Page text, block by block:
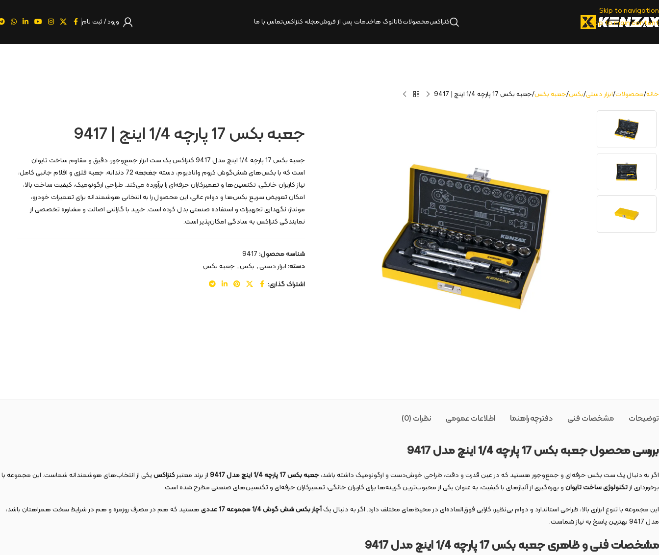
Skip to navigation
Skip to main content
کنزاکسمحصولاتکاتالوگ‌ هاخدمات پس از فروشمجله کنزاکستماس با ما ورود / ثبت نام
خانه محصولات ابزار دستی بکس جعبه بکس جعبه بکس 17 پارچه 1/4 اینچ | 9417
جعبه بکس 17 پارچه 1/4 اینچ | 9417
جعبه بکس 17 پارچه 1/4 اینچ مدل 9417 کنزاکس یک ست ابزار جمع‌وجور، دقیق و مقاوم ساخت تایوان
است که با بکس‌های شش‌گوش کروم وانادیوم، دسته جغجغه 72 دندانه، جعبه فلزی و اقلام جانبی کامل،
نیاز کاربران خانگی، تکنسین‌ها و تعمیرکاران حرفه‌ای را برآورده می‌کند. طراحی ارگونومیک، کیفیت ساخت بالا،
امکان تعویض سریع بکس‌ها و دوام عالی، این محصول را به انتخابی هوشمندانه برای تعمیرات خودرو،
مونتاژ، نگهداری تجهیزات و استفاده صنعتی بدل کرده است. خرید با گارانتی اصالت و مشاوره تخصصی از
نمایندگی کنزاکس به سادگی امکان‌پذیر است.
شناسه محصول:9417
دسته:ابزار دستی, بکس, جعبه بکس
اشتراک گذاری:
توضیحات نظرات (0) مشخصات فنی اطلاعات عمومی دفترچه راهنما
بررسی محصول جعبه بکس 17 پارچه 1/4 اینچ مدل 9417
اگر به دنبال یک ست بکس حرفه‌ای و جمع‌وجور هستید که در عین قدرت و دقت، طراحی خوش‌دست و ارگونومیک داشته باشد،جعبه بکس 17 پارچه 1/4 اینچ مدل 9417 از برند معتبرکنزاکسیکی از انتخاب‌های هوشمندانه شماست. این مجموعه با
برخورداری ازتکنولوژی ساخت تایوانو بهره‌گیری از آلیاژهای با کیفیت، به عنوان یکی از محبوب‌ترین گزینه‌ها برای کاربران خانگی، تعمیرکاران حرفه‌ای و تکنسین‌های صنعتی مطرح شده است.
این مجموعه با تنوع ابزاری بالا، طراحی استاندارد و دوام بی‌نظیر، کارایی فوق‌العاده‌ای در محیط‌های مختلف دارد. اگر به دنبال یکآچار بکس شش گوش 1/4 مجموعه 17 عددی
هستید که هم در مصرف روزمره و هم در شرایط سخت همراهتان باشد،
مدل 9417 بهترین پاسخ به نیاز شماست.
مشخصات فنی و ظاهری جعبه بکس 17 پارچه 1/4 اینچ مدل 9417